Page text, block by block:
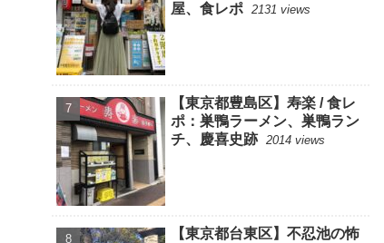
屋、食レポ 2131 views
【東京都豊島区】寿楽 / 食レ
ポ：巣鴨ラーメン、巣鴨ラン
チ、慶喜史跡 2014 views
【東京都台東区】不忍池の怖